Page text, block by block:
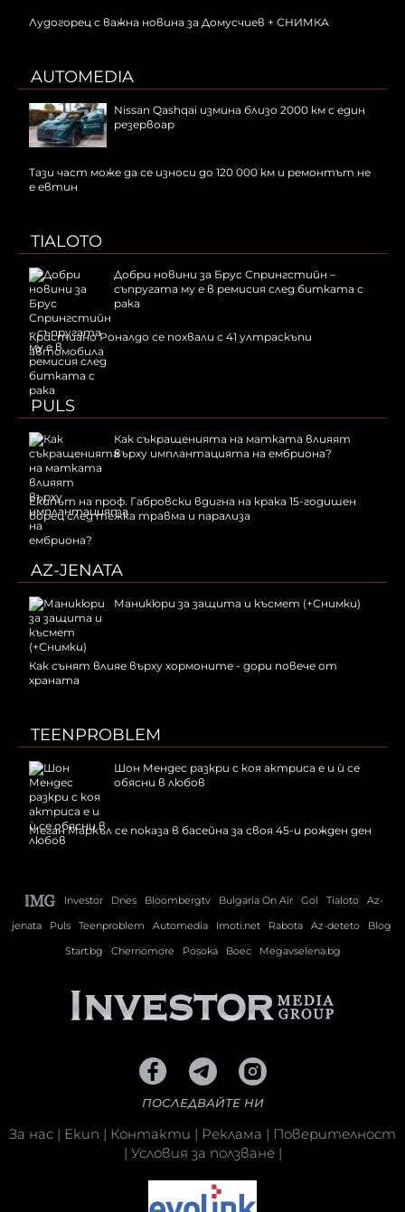
Лудогорец с важна новина за Домусчиев + СНИМКА
AUTOMEDIA
Nissan Qashqai измина близо 2000 км с един
резервоар
Тази част може да се износи до 120 000 км и ремонтът не
е евтин
TIALOTO
Добри новини за Брус Спрингстийн –
съпругата му е в ремисия след битката с
рака
Кристиано Роналдо се похвали с 41 ултраскъпи
автомобила
PULS
Как съкращенията на матката влияят
върху имплантацията на ембриона?
Екипът на проф. Габровски вдигна на крака 15-годишен
борец след тежка травма и парализа
AZ-JENATA
Маникюри за защита и късмет (+Снимки)
Как сънят влияе върху хормоните - дори повече от
храната
TEENPROBLEM
Шон Мендес разкри с коя актриса е и ѝ се
обясни в любов
Меган Маркъл се показа в басейна за своя 45-и рожден ден
Investor Dnes Bloombergtv Bulgaria On Air Gol Tialoto
Az-
jenata
Puls Teenproblem Automedia Imoti.net Rabota Az-deteto
Blog
Start.bg
Chernomore Posoka Boec Megavselena.bg
ПОСЛЕДВАЙТЕ НИ
За нас | Екип | Контакти | Реклама | Поверителност
| Условия за ползване|